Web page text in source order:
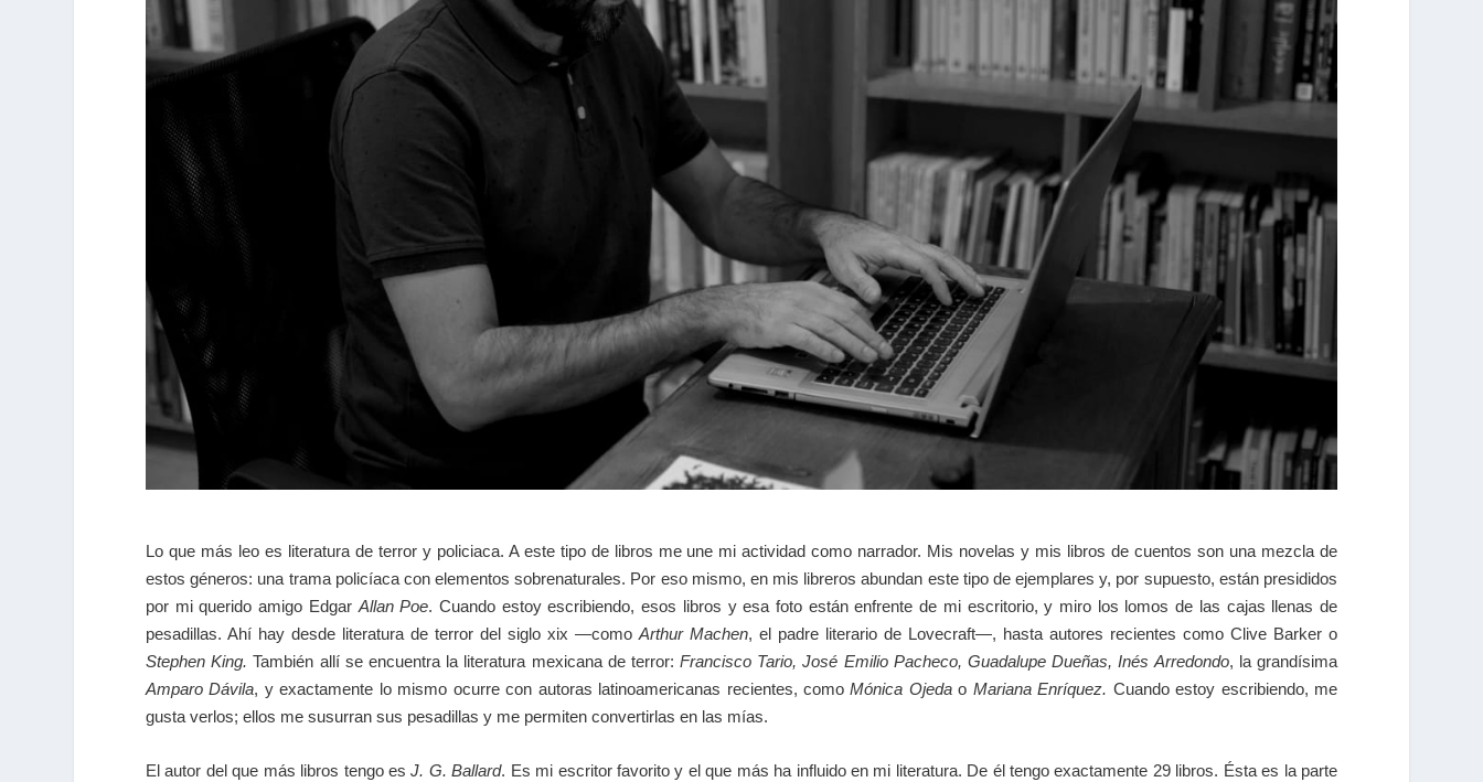
Lo que más leo es literatura de terror y policiaca. A este tipo de libros me une mi actividad como narrador. Mis novelas y mis libros de cuentos son una mezcla de
estos géneros: una trama policíaca con elementos sobrenaturales. Por eso mismo, en mis libreros abundan este tipo de ejemplares y, por supuesto, están presididos
por mi querido amigo EdgarAllan Poe. Cuando estoy escribiendo, esos libros y esa foto están enfrente de mi escritorio, y miro los lomos de las cajas llenas de
pesadillas. Ahí hay desde literatura de terror del siglo xix —comoArthur Machen, el padre literario de Lovecraft—, hasta autores recientes como Clive Barker o
Stephen King. También allí se encuentra la literatura mexicana de terror:Francisco Tario, José Emilio Pacheco, Guadalupe Dueñas, Inés Arredondo, la grandísima
Amparo Dávila, y exactamente lo mismo ocurre con autoras latinoamericanas recientes, comoMónica Ojedao Mariana Enríquez. Cuando estoy escribiendo, me
gusta verlos; ellos me susurran sus pesadillas y me permiten convertirlas en las mías.
El autor del que más libros tengo esJ. G. Ballard. Es mi escritor favorito y el que más ha influido en mi literatura. De él tengo exactamente 29 libros. Ésta es la parte